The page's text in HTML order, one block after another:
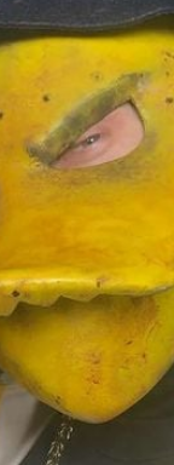
Lifestyle
& Liebe
Exklusiv
auf Promiflash
Jobs
runterladen
Team
Richtlinien